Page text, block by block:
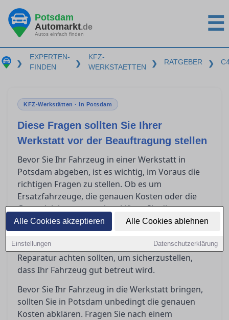
Alle Cookies akzeptieren Alle Cookies ablehnen
Einstellungen Datenschutzerklärung
Potsdam
Automarkt.de
Autos einfach finden ☰
❯
EXPERTEN-
FINDEN
❯
KFZ-
WERKSTAETTEN
❯ RATGEBER ❯
KFZ-Werkstätten · in Potsdam
Diese Fragen sollten Sie Ihrer
Werkstatt vor der Beauftragung stellen
Bevor Sie Ihr Fahrzeug in einer Werkstatt in
Potsdam abgeben, ist es wichtig, im Voraus die
richtigen Fragen zu stellen. Ob es um
Ersatzfahrzeuge, die genauen Kosten oder die
Garantieleistungen geht – klären Sie diese
Punkte, um unangenehme Überraschungen zu
vermeiden. In diesem Ratgeber erfahren Sie,
worauf Sie vor, während und nach einer
Reparatur achten sollten, um sicherzustellen,
dass Ihr Fahrzeug gut betreut wird.
Bevor Sie Ihr Fahrzeug in die Werkstatt bringen,
sollten Sie in Potsdam unbedingt die genauen
Kosten abklären. Fragen Sie nach einem